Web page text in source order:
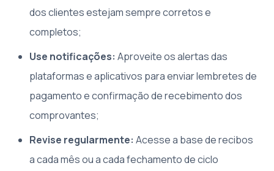
dos clientes estejam sempre corretos e
completos;
Use notificações: Aproveite os alertas das
plataformas e aplicativos para enviar lembretes de
pagamento e confirmação de recebimento dos
comprovantes;
Revise regularmente: Acesse a base de recibos
a cada mês ou a cada fechamento de ciclo